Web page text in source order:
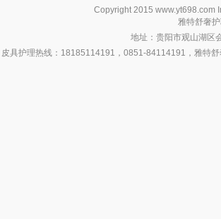
Copyright 2015 www.yt698.com
雅特舒奢
地址：贵阳市观山湖区
皮具护理热线：18185114191，0851-84114191，雅特